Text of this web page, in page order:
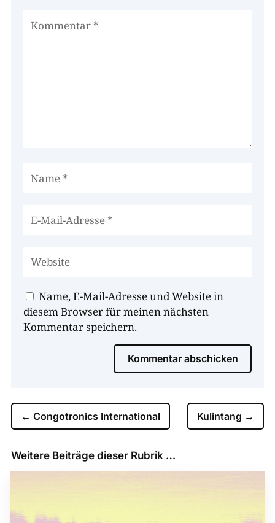
Name, E-Mail-Adresse und Website in
diesem Browser für meinen nächsten
Kommentar speichern.
Kommentar abschicken
← Congotronics International Kulintang →
Weitere Beiträge dieser Rubrik …